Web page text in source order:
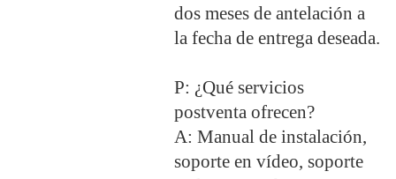
dos meses de antelación a
la fecha de entrega deseada.
P: ¿Qué servicios
postventa ofrecen?
A: Manual de instalación,
soporte en vídeo, soporte